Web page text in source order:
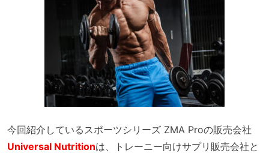
今回紹介しているスポーツシリーズ ZMA Proの販売会社
Universal Nutritionは、トレーニー向けサプリ販売会社と